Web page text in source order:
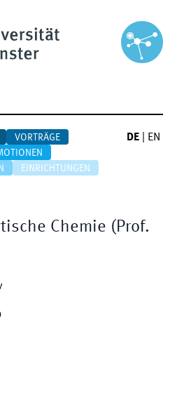
VORTRÄGE
EINRICHTUNGEN
DE EN
Chemie (Prof.